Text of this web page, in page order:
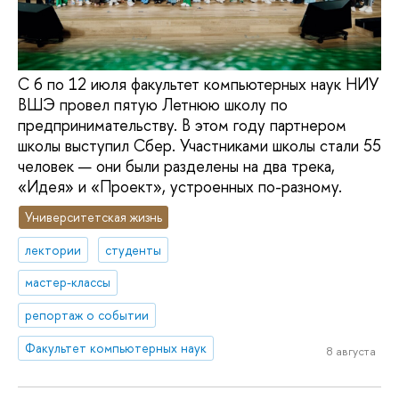
С 6 по 12 июля факультет компьютерных наук НИУ
ВШЭ провел пятую Летнюю школу по
предпринимательству. В этом году партнером
школы выступил Сбер. Участниками школы стали 55
человек — они были разделены на два трека,
«Идея» и «Проект», устроенных по-разному.
Университетская жизнь
лектории
студенты
мастер-классы
репортаж о событии
Факультет компьютерных наук
8 августа